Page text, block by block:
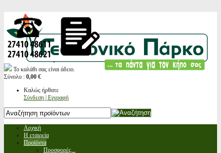
Το καλάθι σας είναι άδειο.
Σύνολο : 0,00 €
Καλώς ήρθατε
Σύνδεση | Εγγραφή
Αρχική
Η εταιρεία
Προϊόντα
Προσφορές...